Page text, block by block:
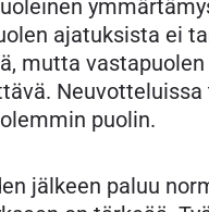
ajatuksista ei
mutta
puolin.
jälkeen paluu